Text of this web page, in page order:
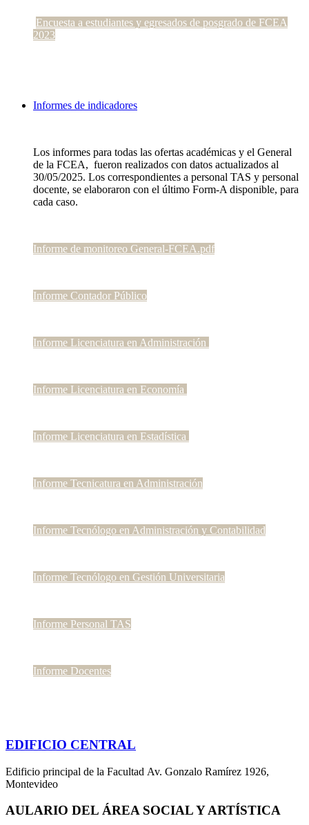
Encuesta a estudiantes y egresados de posgrado de FCEA
2023
Informes de indicadores
Los informes para todas las ofertas académicas y el General
de la FCEA, fueron realizados con datos actualizados al
30/05/2025. Los correspondientes a personal TAS y personal
docente, se elaboraron con el último Form-A disponible, para
cada caso.
Informe de monitoreo General-FCEA.pdf
Informe Contador Público
Informe Licenciatura en Administración
Informe Licenciatura en Economía
Informe Licenciatura en Estadística
Informe Tecnicatura en Administración
Informe Tecnólogo en Administración y Contabilidad
Informe Tecnólogo en Gestión Universitaria
Informe Personal TAS
Informe Docentes
EDIFICIO CENTRAL
Edificio principal de la Facultad Av. Gonzalo Ramírez 1926,
Montevideo
AULARIO DEL ÁREA SOCIAL Y ARTÍSTICA